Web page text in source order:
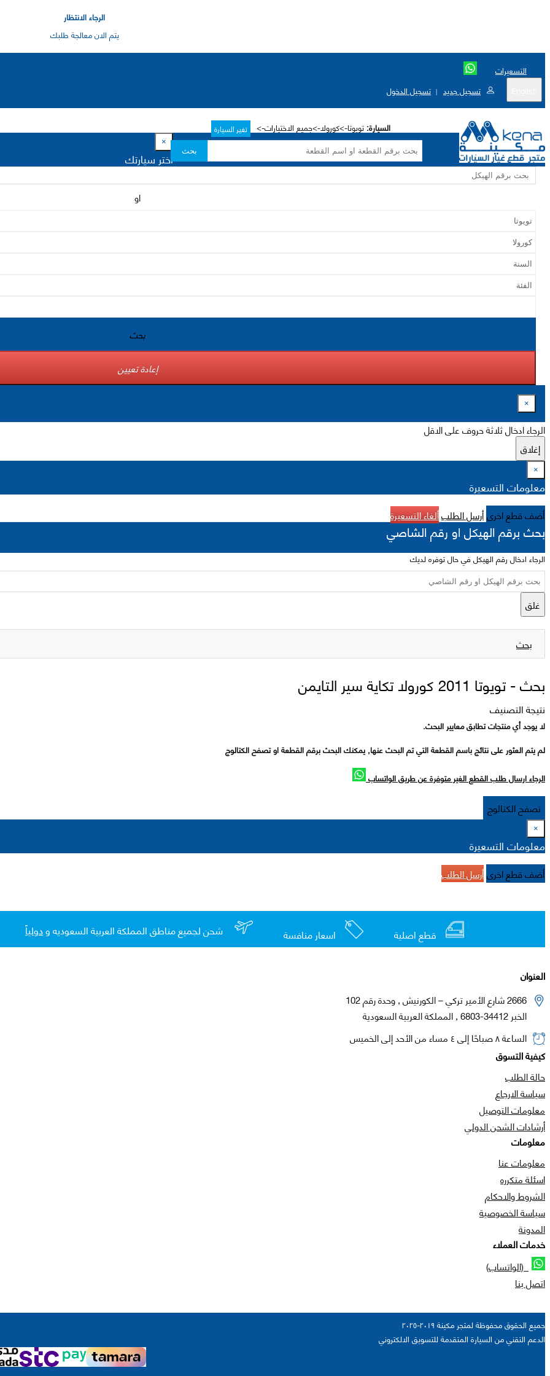
الرجاء الانتظار
يتم الان معالجة طلبك
التسعيرات
تسجيل جديد | تسجيل الدخول
السيارة: تويوتا->كورولا->جميع الاختيارات-> تغير السيارة
بحث
×
اختر سيارتك
او
بحث
إعادة تعيين
×
الرجاء ادخال ثلاثة حروف على الاقل
إغلاق
×
معلومات التسعيرة
أضف قطع اخرىأرسل الطلبألغاء التسعيرة
بحث برقم الهيكل او رقم الشاصي
الرجاء ادخال رقم الهيكل في حال توفره لديك
غلق
بحث
بحث -تويوتا 2011 كورولا تكاية سير التايمن
نتيجة التصنيف
لا يوجد أي منتجات تطابق معايير البحث.
لم يتم العثور على نتائج باسم القطعة التي تم البحث عنها, يمكنك البحث برقم القطعة او تصفح الكتالوج
الرجاء ارسال طلب القطع الغير متوفرة عن طريق الواتساب
تصفح الكتالوج
×
معلومات التسعيرة
أضف قطع اخرىأرسل الطلب
قطع اصلية اسعار منافسة شحن لجميع مناطق المملكة العربية السعوديه ودولياً
العنوان
2666 شارع الأمير تركي – الكورنيش , وحدة رقم 102
الخبر 34412-6803 , المملكة العربية السعودية
الساعة ٨ صباحًا إلى ٤ مساء من الأحد إلى الخميس
كيفية التسوق
حالة الطلب
سياسة الارجاع
معلومات التوصيل
أرشادات الشحن الدولي
معلومات
معلومات عنا
اسئلة متكرره
الشروط والاحكام
سياسة الخصوصية
المدونة
خدمات العملاء
(الواتساب)
اتصل بنا
جميع الحقوق محفوظة لمتجر مكينة ٢٠١٩-٢٠٢٥
الدعم التقني من السيارة المتقدمة للتسويق الالكتروني